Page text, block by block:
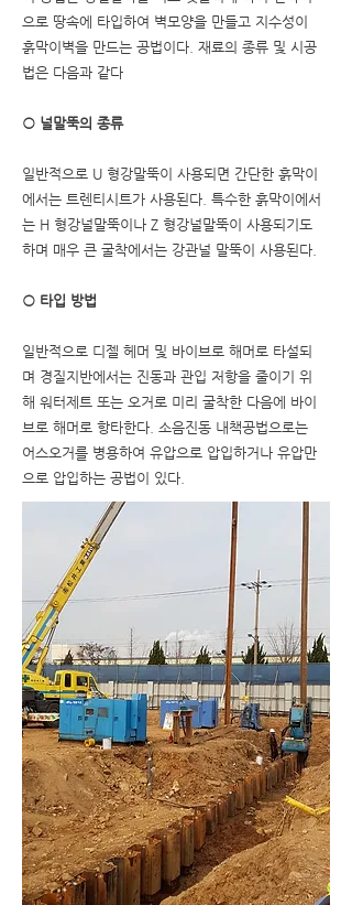
으로 땅속에 타입하여 벽모양을 만들고 지수성이
흙막이벽을 만드는 공법이다. 재료의 종류 및 시공
법은 다음과 같다
○ 널말뚝의 종류
일반적으로 U 형강말뚝이 사용되면 간단한 흙막이
에서는 트렌티시트가 사용된다. 특수한 흙막이에서
는 H 형강널말뚝이나 Z 형강널말뚝이 사용되기도
하며 매우 큰 굴착에서는 강관널 말뚝이 사용된다.
○ 타입 방법
일반적으로 디젤 헤머 및 바이브로 해머로 타설되
며 경질지반에서는 진동과 관입 저항을 줄이기 위
해 워터제트 또는 오거로 미리 굴착한 다음에 바이
브로 해머로 항타한다. 소음진동 내책공법으로는
어스오거를 병용하여 유압으로 압입하거나 유압만
으로 압입하는 공법이 있다.